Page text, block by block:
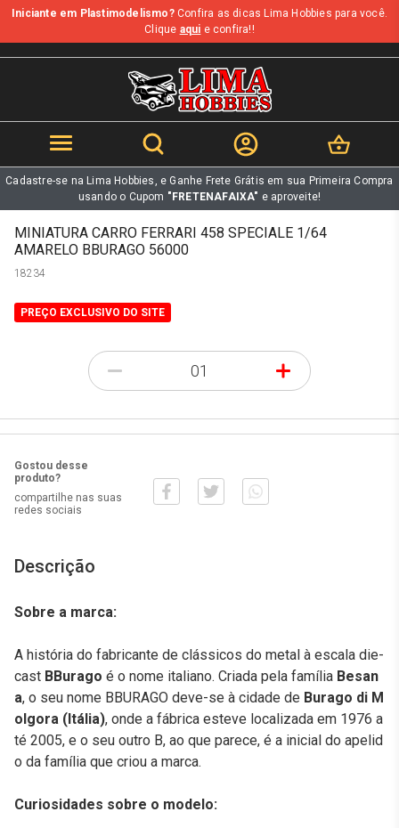
b
Iniciante em Plastimodelismo?Confira as dicas Lima Hobbies para você.
Clique aqui e confira!!
Cadastre-se na Lima Hobbies, e Ganhe Frete Grátis em sua Primeira Compra
usando o Cupom "FRETENAFAIXA" e aproveite!
MINIATURA CARRO FERRARI 458 SPECIALE 1/64
AMARELO BBURAGO 56000
18234
PREÇO EXCLUSIVO DO SITE
- +
Gostou desse
produto?
compartilhe nas suas
redes sociais
Descrição
Sobre a marca:
A história do fabricante de clássicos do metal à escala die-
cast BBurago é o nome italiano. Criada pela família Besan
a, o seu nome BBURAGO deve-se à cidade de Burago di M
olgora (Itália), onde a fábrica esteve localizada em 1976 a
té 2005, e o seu outro B, ao que parece, é a inicial do apelid
o da família que criou a marca.
Curiosidades sobre o modelo: